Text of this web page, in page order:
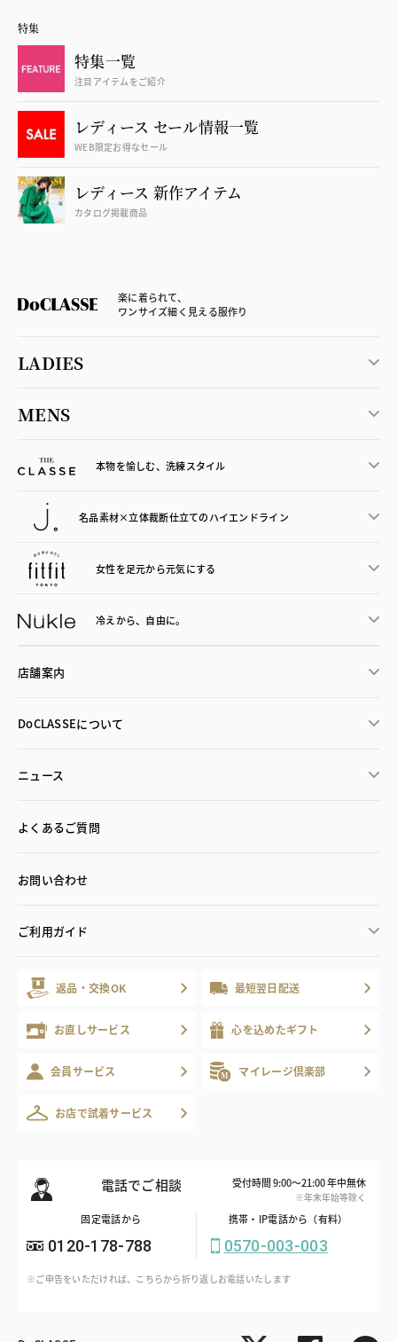
特集
特集一覧
注目アイテムをご紹介
レディース セール情報一覧
WEB限定お得なセール
レディース 新作アイテム
カタログ掲載商品
楽に着られて、
ワンサイズ細く見える服作り
LADIES
MENS
本物を愉しむ、洗練スタイル
名品素材×立体裁断仕立てのハイエンドライン
女性を足元から元気にする
冷えから、 自由に。
店舗案内
DoCLASSEについて
ニュース
よくあるご質問
お問い合わせ
ご利用ガイド
返品・交換OK 最短翌日配送
お直しサービス 心を込めたギフト
会員サービス マイレージ倶楽部
お店で試着サービス
電話でご相談 受付時間 9:00～21:00 年中無休
※年末年始等除く
固定電話から
0120-178-788
携帯・IP電話から（有料）
0570-003-003
※ご申告をいただければ、こちらから折り返しお電話いたします